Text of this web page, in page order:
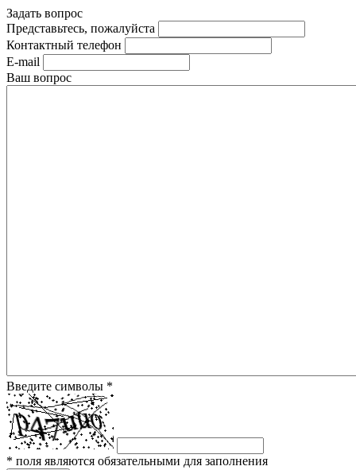
Задать вопрос
Представьтесь, пожалуйста
Контактный телефон
E-mail
Ваш вопрос
Введите символы *
* поля являются обязательными для заполнения